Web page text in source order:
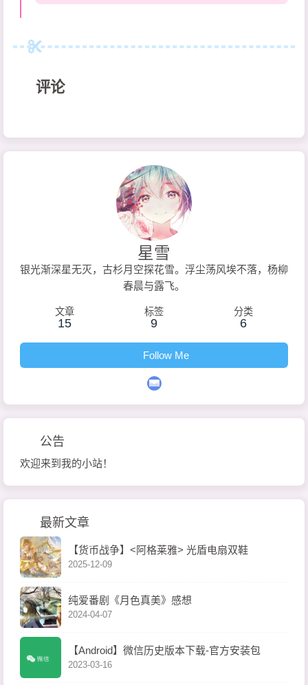
评论
星雪
银光渐深星无灭，古杉月空探花雪。浮尘荡风埃不落，杨柳
春晨与露飞。
文章
15
标签
9
分类
6
Follow Me
公告
欢迎来到我的小站！
最新文章
【货币战争】<阿格莱雅> 光盾电扇双鞋
2025-12-09
纯爱番剧《月色真美》感想
2024-04-07
【Android】微信历史版本下载-官方安装包
2023-03-16